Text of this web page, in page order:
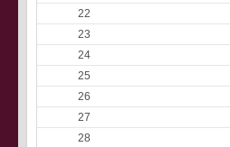
22
23
24
25
26
27
28